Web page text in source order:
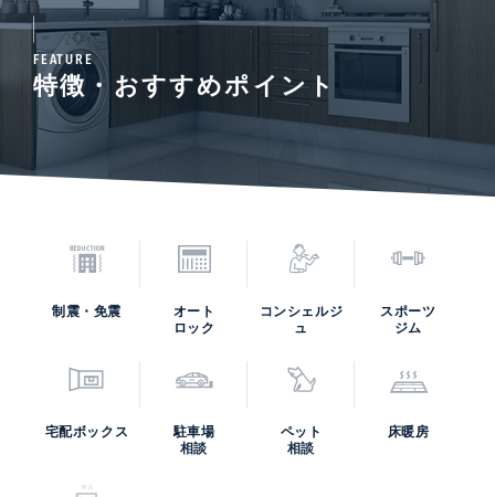
FEATURE
特徴・おすすめポイント
制震・免震
オート
ロック
コンシェルジ
ュ
スポーツ
ジム
宅配ボックス
駐車場
相談
ペット
相談
床暖房